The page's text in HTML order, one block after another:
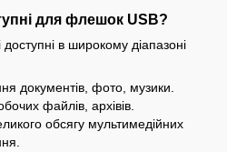
для флешок USB?
в широкому діапазоні
документів, фото, музики.
файлів, архівів.
обсягу мультимедійних